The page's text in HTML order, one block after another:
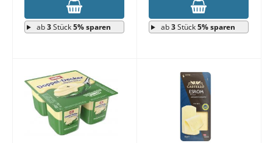
ab3Stück5% sparen ab3Stück5% sparen